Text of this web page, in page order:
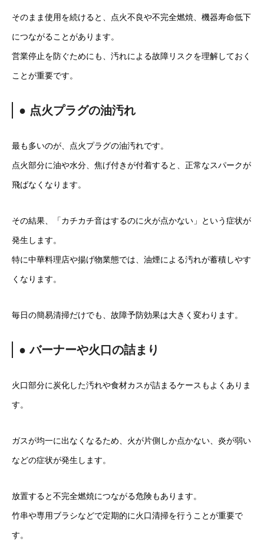
そのまま使用を続けると、点火不良や不完全燃焼、機器寿命低下
につながることがあります。
営業停止を防ぐためにも、汚れによる故障リスクを理解しておく
ことが重要です。
● 点火プラグの油汚れ
最も多いのが、点火プラグの油汚れです。
点火部分に油や水分、焦げ付きが付着すると、正常なスパークが
飛ばなくなります。
その結果、「カチカチ音はするのに火が点かない」という症状が
発生します。
特に中華料理店や揚げ物業態では、油煙による汚れが蓄積しやす
くなります。
毎日の簡易清掃だけでも、故障予防効果は大きく変わります。
● バーナーや火口の詰まり
火口部分に炭化した汚れや食材カスが詰まるケースもよくありま
す。
ガスが均一に出なくなるため、火が片側しか点かない、炎が弱い
などの症状が発生します。
放置すると不完全燃焼につながる危険もあります。
竹串や専用ブラシなどで定期的に火口清掃を行うことが重要で
す。